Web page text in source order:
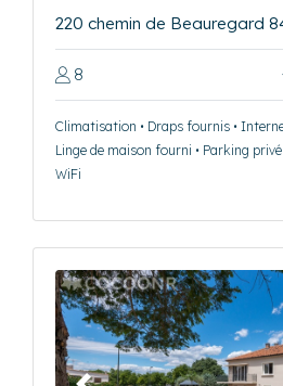
220 chemin de Beauregard
8
Climatisation • Draps fournis •
Linge de maison fourni • Parking privé
WiFi